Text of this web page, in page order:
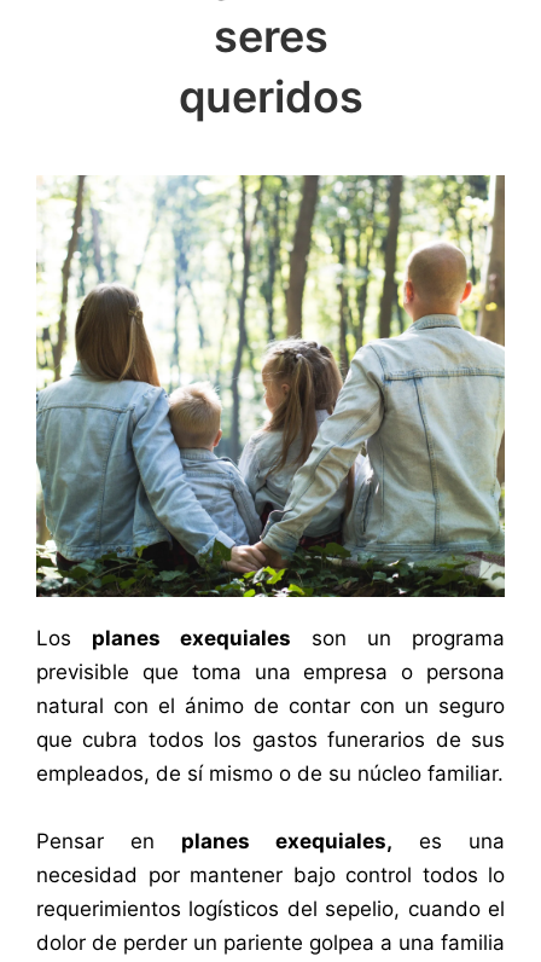
seres
queridos
Los planes exequiales son un programa
previsible que toma una empresa o persona
natural con el ánimo de contar con un seguro
que cubra todos los gastos funerarios de sus
empleados, de sí mismo o de su núcleo familiar.
Pensar en planes exequiales, es una
necesidad por mantener bajo control todos lo
requerimientos logísticos del sepelio, cuando el
dolor de perder un pariente golpea a una familia